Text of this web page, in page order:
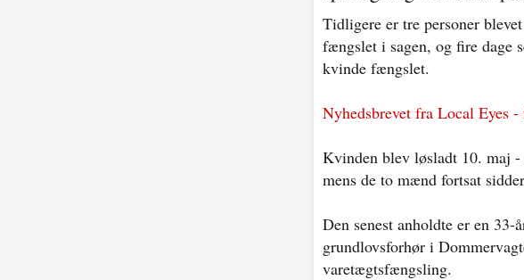
Tidligere er tre personer
fængslet i sagen, og fire dage
kvinde fængslet.
Nyhedsbrevet fra Local Eyes -
Kvinden blev løsladt 10. maj
mens de to mænd fortsat
Den senest anholdte er en
grundlovsforhør i
varetægtsfængsling.